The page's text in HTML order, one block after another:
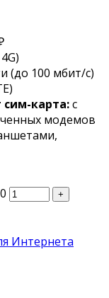
(до 100 мбит/с)
сим-карта:с
модемов
Интернета